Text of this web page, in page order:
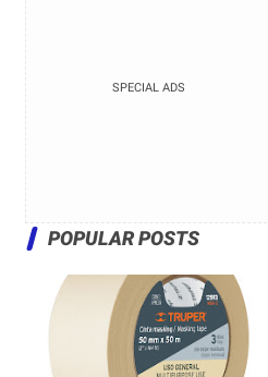
SPECIAL ADS
POPULAR POSTS